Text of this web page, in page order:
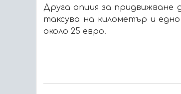
Друга опция за придвижване
таксува на километър и
около 25 евро.